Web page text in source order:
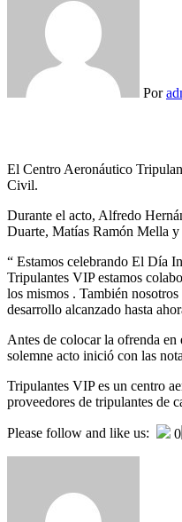
Por
El Centro Aeronáutico
Civil.
Durante el acto, Alfredo
Duarte, Matías Ramón Mella y
“ Estamos celebrando El Día
Tripulantes VIP estamos
los mismos . También
desarrollo alcanzado hasta
Antes de colocar la ofrenda
solemne acto inició con las
Tripulantes VIP es un centro
proveedores de tripulantes de
Please follow and like us: 0